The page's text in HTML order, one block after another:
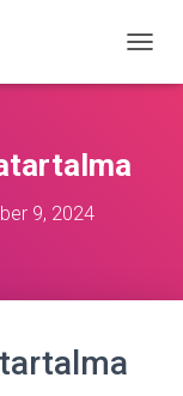
O
9, 2024